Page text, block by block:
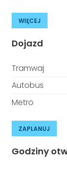
WIĘCEJ
Dojazd
Tramwaj
Autobus
Metro
ZAPLANUJ
Godziny